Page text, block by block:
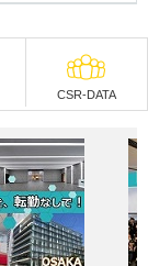
CSR-DATA